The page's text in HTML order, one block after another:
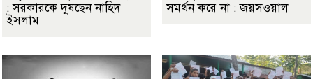
: সরকারকে দুষছেন নাহিদ
ইসলাম
সমর্থন করে না : জয়সওয়াল